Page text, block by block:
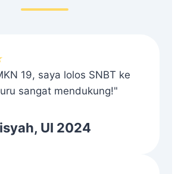
19, saya lolos SNBT ke
sangat mendukung!"
UI 2024